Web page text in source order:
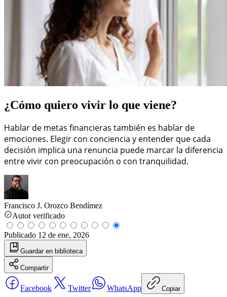
¿Cómo quiero vivir lo que viene?
Hablar de metas financieras también es hablar de
emociones. Elegir con conciencia y entender que cada
decisión implica una renuncia puede marcar la diferencia
entre vivir con preocupación o con tranquilidad.
Francisco J. Orozco Bendímez
Autor verificado
Publicado 12 de ene, 2026
Guardar en biblioteca
Compartir
Facebook Twitter WhatsApp Copiar